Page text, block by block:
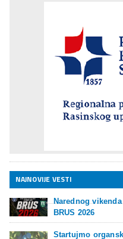
NAJNOVIJE VESTI
Narednog
BRUS 2026
Startujmo